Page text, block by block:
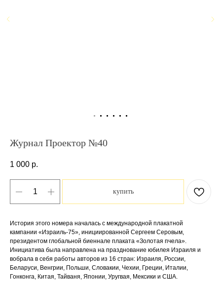
Журнал Проектор №40
1 000 р.
купить
История этого номера началась с международной плакатной
кампании «Израиль-75», инициированной Сергеем Серовым,
президентом глобальной биеннале плаката «Золотая пчела».
Инициатива была направлена на празднование юбилея Израиля и
вобрала в себя работы авторов из 16 стран: Израиля, России,
Беларуси, Венгрии, Польши, Словакии, Чехии, Греции, Италии,
Гонконга, Китая, Тайваня, Японии, Уругвая, Мексики и США.